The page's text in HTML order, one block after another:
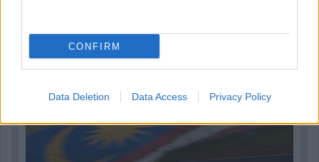
CONFIRM
Data Deletion Data Access Privacy Policy
Malajziában